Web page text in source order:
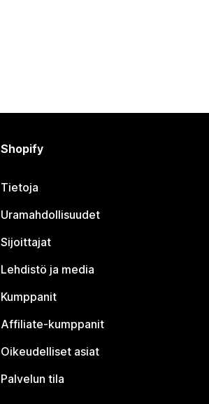
Shopify
Tietoja
Uramahdollisuudet
Sijoittajat
Lehdistö ja media
Kumppanit
Affiliate-kumppanit
Oikeudelliset asiat
Palvelun tila